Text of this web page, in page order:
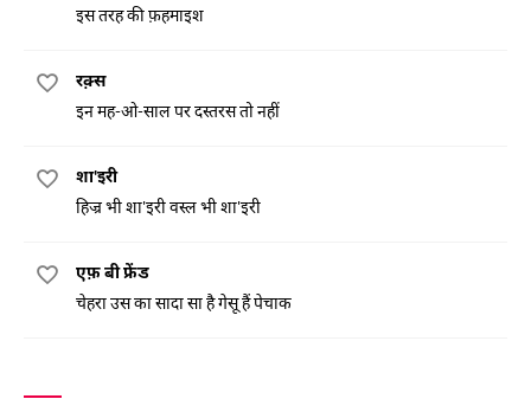
इस तरह की फ़हमाइश
रक़्स
इन मह-ओ-साल पर दस्तरस तो नहीं
शा'इरी
हिज्र भी शा'इरी वस्ल भी शा'इरी
एफ़ बी फ्रेंड
चेहरा उस का सादा सा है गेसू हैं पेचाक